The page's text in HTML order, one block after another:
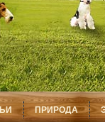
ПРИРОДА